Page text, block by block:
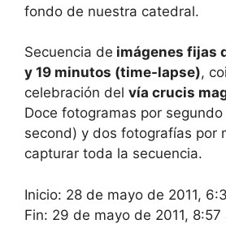
fondo de nuestra catedral.
Secuencia de imágenes fijas
y 19 minutos (time-lapse),
celebración del vía crucis
Doce fotogramas por
second) y dos fotografías por
capturar toda la secuencia.
Inicio: 28 de mayo de 2011,
Fin: 29 de mayo de 2011, 8:57